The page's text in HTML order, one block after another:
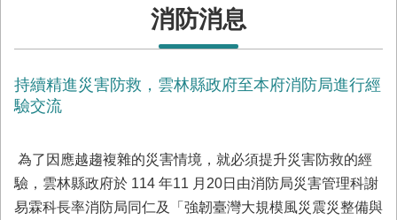
介
訊
息
便
民
服
消防消息
持續精進災害防救，雲林縣政府至本府消防局進行經
驗交流
為了因應越趨複雜的災害情境，就必須提升災害防救的經
驗，雲林縣政府於 114 年11 月20日由消防局災害管理科謝
易霖科長率消防局同仁及「強韌臺灣大規模風災震災整備與